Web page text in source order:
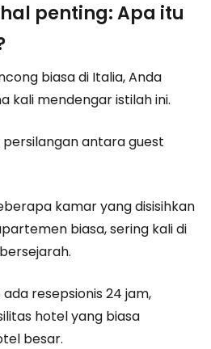
penting: Apa itu
biasa di Italia, Anda
kali mendengar istilah ini.
antara guest
kamar yang disisihkan
biasa, sering kali di
resepsionis 24 jam,
hotel yang biasa
besar.